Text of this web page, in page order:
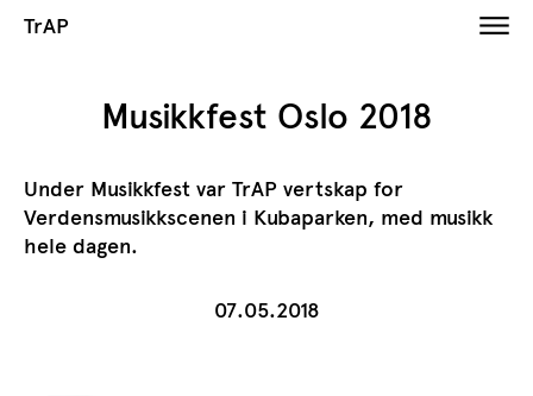
TrAP
Musikkfest Oslo 2018
Under Musikkfest var TrAP vertskap for
Verdensmusikkscenen i Kubaparken, med musikk
hele dagen.
07.05.2018